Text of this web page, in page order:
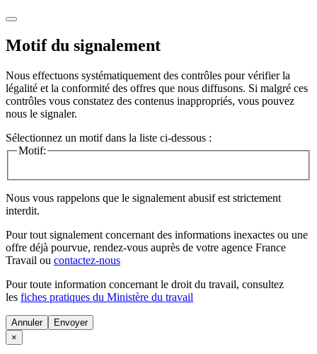
Motif du signalement
Nous effectuons systématiquement des contrôles pour vérifier la
légalité et la conformité des offres que nous diffusons. Si malgré ces
contrôles vous constatez des contenus inappropriés, vous pouvez
nous le signaler.
Sélectionnez un motif dans la liste ci-dessous :
Motif:
Nous vous rappelons que le signalement abusif est strictement
interdit.
Pour tout signalement concernant des informations inexactes ou une
offre déjà pourvue, rendez-vous auprès de votre agence France
Travail ou contactez-nous
Pour toute information concernant le droit du travail, consultez
les fiches pratiques du Ministère du travail
Annuler
×